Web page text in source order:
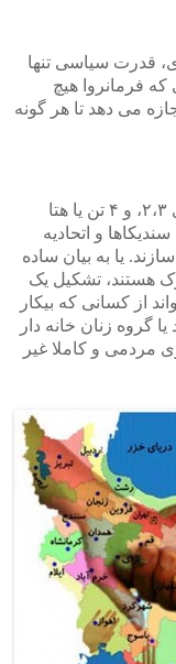
قدرت سیاسی تنها
فرمانروا هیچ
می دهد تا هر گونه
شهروندان و مردم عادی در قالب گروه های ۲،۳، و ۴ تن یا هتا
و اتحادیه
یا به بیان ساده
هستند، تشکیل یک
از کسانی که بیکار
گروه زنان خانه دار
مردمی و کاملا غیر